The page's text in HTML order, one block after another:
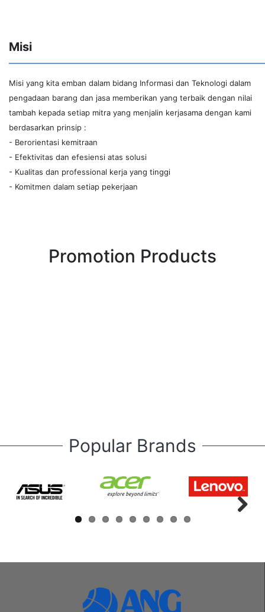
Misi
Misi yang kita emban dalam bidang Informasi dan Teknologi dalam
pengadaan barang dan jasa memberikan yang terbaik dengan nilai
tambah kepada setiap mitra yang menjalin kerjasama dengan kami
berdasarkan prinsip :
Berorientasi kemitraan
Efektivitas dan efesiensi atas solusi
Kualitas dan professional kerja yang tinggi
Komitmen dalam setiap pekerjaan
Promotion Products
Popular Brands